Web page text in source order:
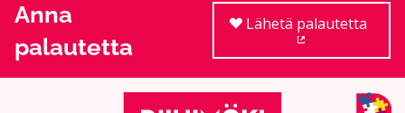
Anna
palautetta
Lähetä palautetta